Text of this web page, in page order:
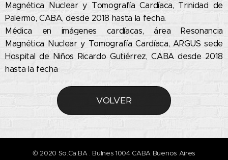
Magnética Nuclear y Tomografía Cardíaca, Trinidad de
Palermo, CABA, desde 2018 hasta la fecha.
Médica en imágenes cardíacas, área Resonancia
Magnética Nuclear y Tomografía Cardíaca, ARGUS sede
Hospital de Niños Ricardo Gutiérrez, CABA desde 2018
hasta la fecha
VOLVER
© 2020 So.Ca.BA . Bulnes 1004 CABA Buenos Aires